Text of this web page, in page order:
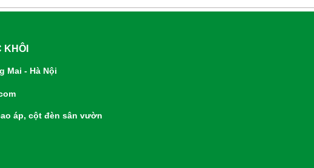
LIÊN HỆ
KHÔI
Mai - Hà Nội
áp, cột đèn sân vườn